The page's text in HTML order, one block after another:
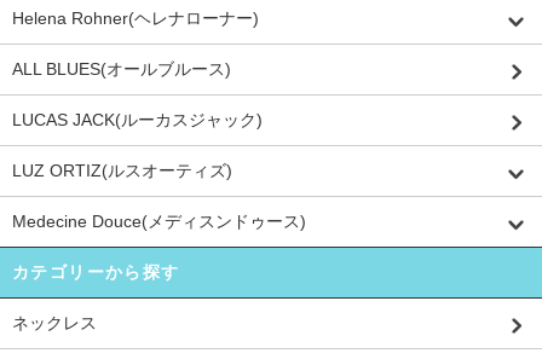
Helena Rohner(ヘレナローナー)
ALL BLUES(オールブルース)
LUCAS JACK(ルーカスジャック)
LUZ ORTIZ(ルスオーティズ)
Medecine Douce(メディスンドゥース)
カテゴリーから探す
ネックレス